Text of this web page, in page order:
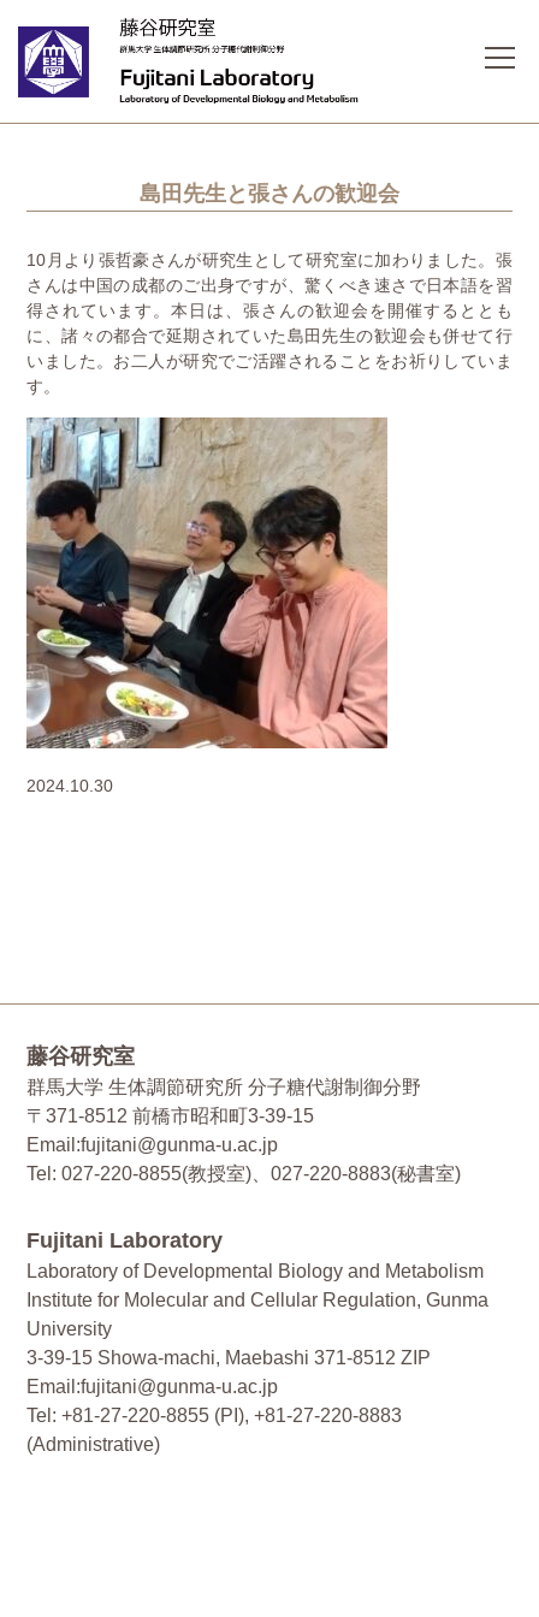
島田先生と張さんの歓迎会
10月より張哲豪さんが研究生として研究室に加わりました。張
さんは中国の成都のご出身ですが、驚くべき速さで日本語を習
得されています。本日は、張さんの歓迎会を開催するととも
に、諸々の都合で延期されていた島田先生の歓迎会も併せて行
いました。お二人が研究でご活躍されることをお祈りしていま
す。
2024.10.30
藤谷研究室
群馬大学 生体調節研究所 分子糖代謝制御分野
〒371-8512 前橋市昭和町3-39-15
Email:fujitani@gunma-u.ac.jp
Tel: 027-220-8855(教授室)、027-220-8883(秘書室)
Fujitani Laboratory
Laboratory of Developmental Biology and Metabolism
Institute for Molecular and Cellular Regulation, Gunma
University
3-39-15 Showa-machi, Maebashi 371-8512 ZIP
Email:fujitani@gunma-u.ac.jp
Tel: +81-27-220-8855 (PI), +81-27-220-8883
(Administrative)